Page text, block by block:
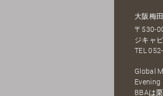
大阪梅田
〒530-
ジキャ
TEL
Global
Evening
BBAは